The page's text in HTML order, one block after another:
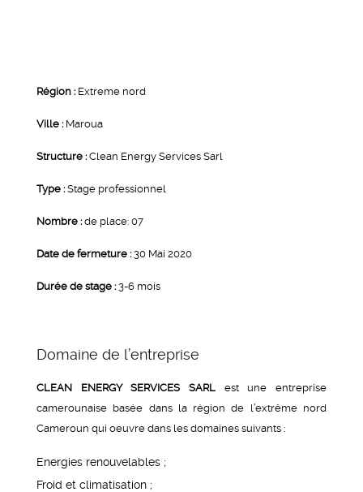
Région : Extreme nord
Ville :Maroua
Structure :Clean Energy Services Sarl
Type :Stage professionnel
Nombre :de place: 07
Date de fermeture :30 Mai 2020
Durée de stage :3-6 mois
Domaine de l’entreprise
CLEAN ENERGY SERVICES SARL est une entreprise
camerounaise basée dans la région de l’extrême nord
Cameroun qui oeuvre dans les domaines suivants :
Energies renouvelables ;
Froid et climatisation ;